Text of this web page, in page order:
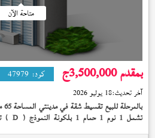
متاحة الآن
بمقدم 3,500,000 ج كود: 47979
آخر تحديث:18 يوليو 2026
بالمرحلة للبيع تقسيط شقة في مدينتي المساحة 65 متر
تشمل 1 نوم 1 حمام 1 بلكونة النموذج ( D